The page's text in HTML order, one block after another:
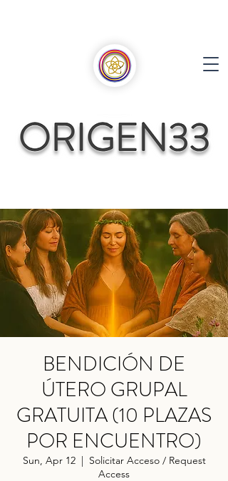
BENDICIÓN DE
ÚTERO GRUPAL
GRATUITA (10 PLAZAS
POR ENCUENTRO)
Sun, Apr 12
  |
Solicitar Acceso / Request
Access